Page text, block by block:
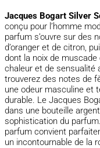
Jacques Bogart Silver
conçu pour l’homme
parfum s’ouvre sur des
d’oranger et de citron,
dont la noix de
chaleur et de sensualité
trouverez des notes de
une odeur masculine et
durable. Le Jacques
dans une bouteille
sophistication du
parfum convient
un incontournable de la